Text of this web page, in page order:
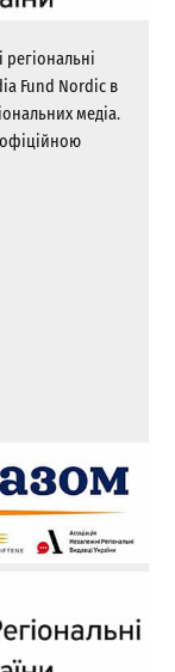
Fund Nordic в
медіа.
офіційною